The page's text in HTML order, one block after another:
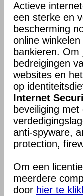
Actieve
een sterke en
bescherming
online
bankieren. Om
bedreigingen
websites en
op
Internet
beveiliging met
anti-spyware,
protection,
Om een
meerdere
door hier te